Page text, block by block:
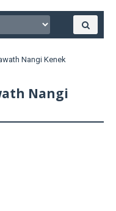
Nangi Kenek
Nangi